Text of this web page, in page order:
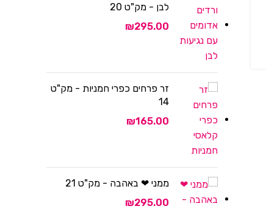
לבן - מק"ט 20
₪
זר פרחים כפרי חמניות - מק"ט
14
₪
ממני ❤ באהבה - מק"ט 21
₪